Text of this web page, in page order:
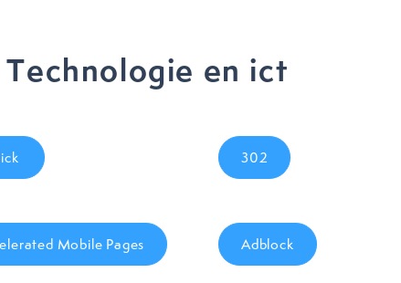
en ict
302
Mobile Pages Adblock